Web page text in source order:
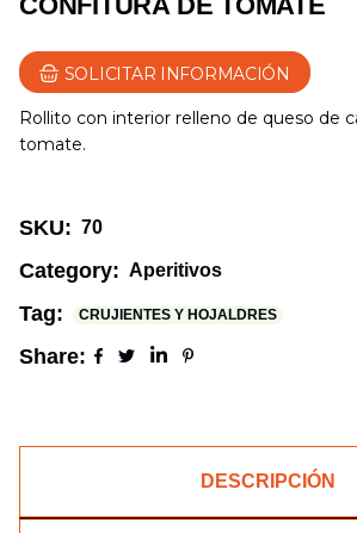
SOLICITAR INFORMACIÓN
Rollito con interior relleno de queso de
tomate.
SKU: 70
Category: Aperitivos
Tag: CRUJIENTES Y HOJALDRES
Share:
DESCRIPCIÓN